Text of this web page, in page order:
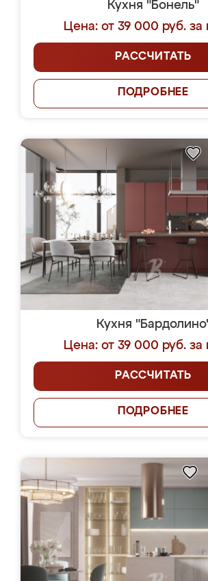
Кухня "Бонель"
Цена: от 39 000 руб. за
РАССЧИТАТЬ
ПОДРОБНЕЕ
Кухня
Цена: от 39 000 руб. за
РАССЧИТАТЬ
ПОДРОБНЕЕ